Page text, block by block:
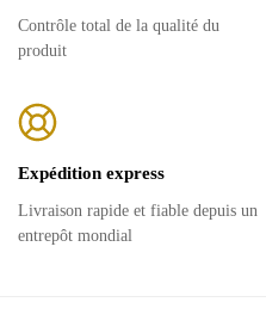
Contrôle total de la qualité du
produit
Expédition express
Livraison rapide et fiable depuis un
entrepôt mondial